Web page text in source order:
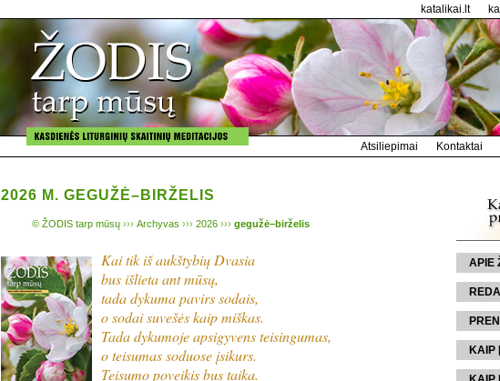
katalikai.lt
Atsiliepimai Kontaktai
2026 M. GEGUŽĖ–BIRŽELIS
© ŽODIS tarp mūsų ››› Archyvas ››› 2026 ››› gegužė–birželis
Kai tik iš aukštybių Dvasia
bus išlieta ant mūsų,
tada dykuma pavirs sodais,
o sodai suvešės kaip miškas.
Tada dykumoje apsigyvens teisingumas,
o teisumas soduose įsikurs.
Teisumo poveikis bus taika.
APIE
KAIP